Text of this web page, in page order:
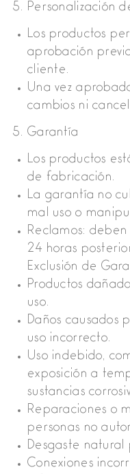
Personalización
Los productos
aprobación
cliente.
Una vez
cambios ni
Garantía
Los productos
de fabricación.
La garantía no
mal uso o
Reclamos:
24 horas
Exclusión de
Productos
uso.
Daños causados
uso incorrecto.
Uso indebido,
exposición a
sustancias
Reparaciones o
personas no
Desgaste
Conexiones